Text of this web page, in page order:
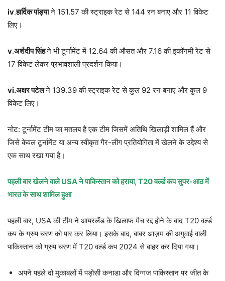
iv.हार्दिक पांड्याने 151.57 की स्ट्राइक रेट से 144 रन बनाए और 11 विकेट
लिए।
v.अर्शदीप सिंहने भी टूर्नामेंट में 12.64 की औसत और 7.16 की इकॉनमी रेट से
17 विकेट लेकर प्रभावशाली प्रदर्शन किया।
vi.अक्षर पटेलने 139.39 की स्ट्राइक रेट से कुल 92 रन बनाए और कुल 9
विकेट लिए।
नोट: टूर्नामेंट टीम का मतलब है एक टीम जिसमें अतिथि खिलाड़ी शामिल हैं और
जिसे केवल टूर्नामेंट या अन्य स्वीकृत गैर-लीग प्रतियोगिता में खेलने के उद्देश्य से
एक साथ रखा गया है।
पहली बार खेलने वालेUSAने पाकिस्तान को हराया, T20वर्ल्ड कप सुपर-आठ में
भारत के साथ शामिल हुआ
पहली बार, USA की टीम ने आयरलैंड के खिलाफ मैच रद्द होने के बाद T20 वर्ल्ड
कप के ग्रुप चरण को पार कर लिया। इसके बाद, बाबर आज़म की अगुवाई वाली
पाकिस्तान को ग्रुप चरण में T20 वर्ल्ड कप 2024 से बाहर कर दिया गया।
अपने पहले दो मुकाबलों में पड़ोसी कनाडा और दिग्गज पाकिस्तान पर जीत के